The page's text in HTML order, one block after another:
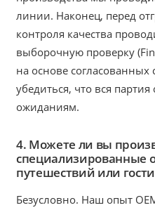
линии. Наконец, перед
контроля качества
выборочную проверку
на основе согласованных
убедиться, что вся
ожиданиям.
4. Можете ли вы
специализированные
путешествий или
Безусловно. Наш опыт